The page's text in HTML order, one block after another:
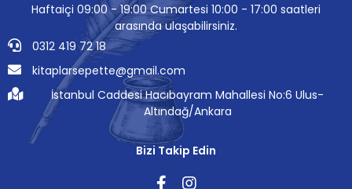
Haftaiçi 09:00 - 19:00 Cumartesi 10:00 - 17:00 saatleri
arasında ulaşabilirsiniz.
0312 419 72 18
kitaplarsepette@gmail.com
İstanbul Caddesi Hacıbayram Mahallesi No:6 Ulus-
Altındağ/Ankara
Bizi Takip Edin